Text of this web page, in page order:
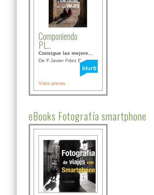
Componiendo
PL...
Consigue las mejore...
De F.Javier Fdez Bor...
Vista previa
eBooks Fotografía smartphone